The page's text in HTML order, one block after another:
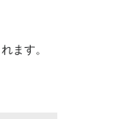
ます。